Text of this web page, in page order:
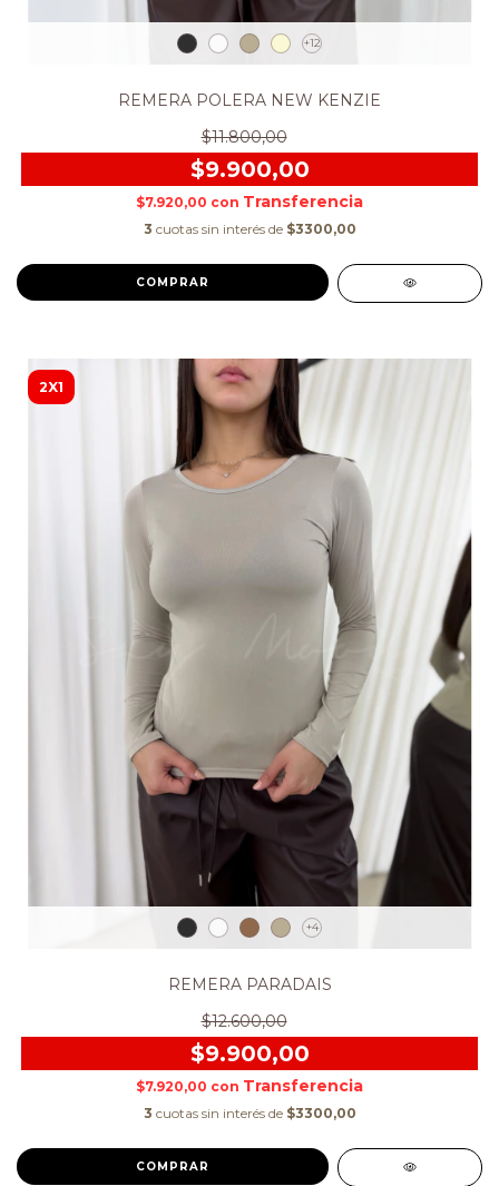
+12
REMERA POLERA NEW KENZIE
$11.800,00
$9.900,00
$7.920,00 con
3 cuotas sin interés de $3300,00
COMPRAR
2X1
+4
REMERA PARADAIS
$12.600,00
$9.900,00
$7.920,00 con
3 cuotas sin interés de $3300,00
COMPRAR